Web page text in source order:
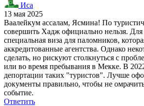
Иса
13 мая 2025
Ваалейкум ассалам, Ясмина! По
совершить Хадж официально нельзя. Для
специальная виза для паломников,
аккредитованные агентства. Однако
сделать, но рискуют столкнуться с
или во время пребывания в Мекке. В
депортации таких "туристов". Лучше
документы правильно, чтобы не
событие.
Ответить